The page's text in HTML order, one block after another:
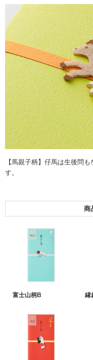
【馬親子柄】仔馬は生後問
す。
商
富士山柄B 縁